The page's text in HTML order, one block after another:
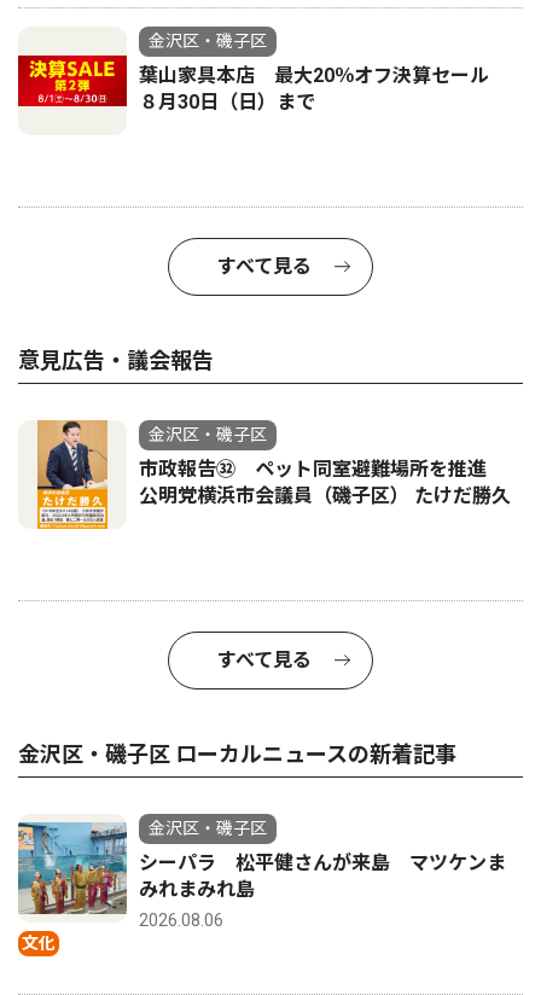
金沢区・磯子区
葉山家具本店 最大20％オフ決算セール
８月30日（日）まで
すべて見る
意見広告・議会報告
金沢区・磯子区
市政報告㉜ ペット同室避難場所を推進
公明党横浜市会議員（磯子区） たけだ勝久
すべて見る
金沢区・磯子区 ローカルニュースの新着記事
文化
金沢区・磯子区
シーパラ 松平健さんが来島 マツケンま
みれまみれ島
2026.08.06